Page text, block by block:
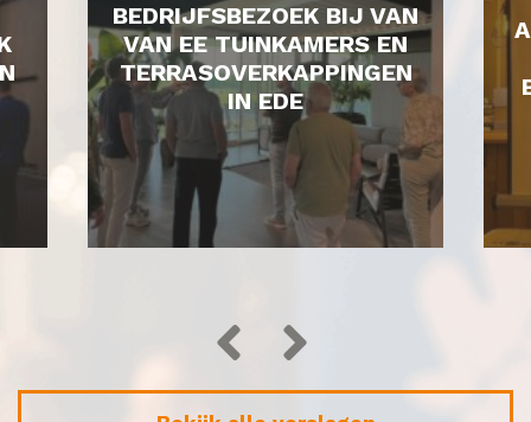
BEDRIJFSBEZOEK BIJ VAN
VAN EE TUINKAMERS EN
TERRASOVERKAPPINGEN
IN EDE